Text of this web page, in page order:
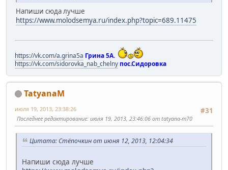
Напиши сюда лучше
https://www.molodsemya.ru/index.php?topic=689.11475
https://vk.com/a.grina5a Грина 5А.
https://vk.com/sidorovka_nab_chelny пос.Сидоровка
TatyanaM
#31
июля 19, 2013, 23:38:26
Последнее редактирование: июля 19, 2013, 23:46:06 от tatyana-m70
Цитата: Стёпочкин от июня 12, 2013, 12:04:34
Напиши сюда лучше